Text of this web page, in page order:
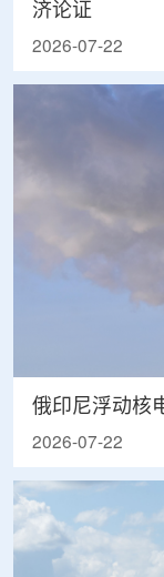
济论证
2026-07-22
俄印尼浮动核
2026-07-22